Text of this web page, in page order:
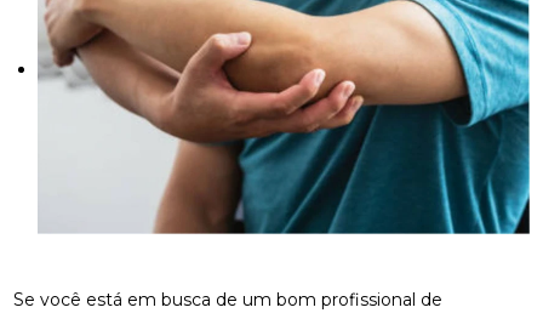
Se você está em busca de um bom profissional de